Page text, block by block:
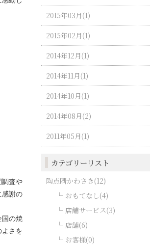
調査や
感謝の
の焼
さを
2015年03月(1)
2015年02月(1)
2014年12月(1)
2014年11月(1)
2014年10月(1)
2014年08月(2)
2011年05月(1)
カテゴリーリスト
陶点睛かわさき(12)
おもてなし(4)
店舗サービス(3)
店舗(6)
お客様(0)